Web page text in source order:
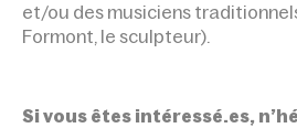
et/ou des musiciens
Formont, le sculpteur).
Si vous êtes intéressé.es,